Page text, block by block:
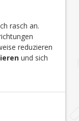
rasch an.
reduzieren
und sich